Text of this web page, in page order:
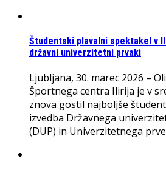
Študentski plavalni spektakel v
državni univerzitetni prvaki
Ljubljana, 30. marec 2026 –
Športnega centra Ilirija je v
znova gostil najboljše
izvedba Državnega
(DUP) in Univerzitetnega